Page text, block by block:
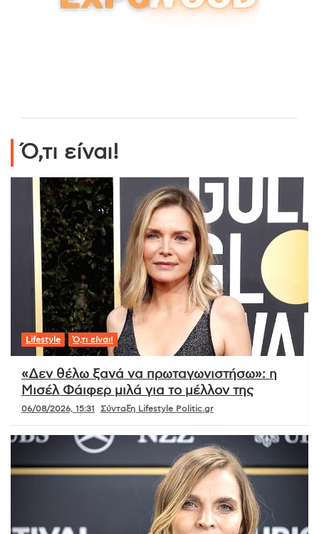
Ό,τι είναι!
Lifestyle Ό,τι είναι!
«Δεν θέλω ξανά να πρωταγωνιστήσω»: η
Μισέλ Φάιφερ μιλά για το μέλλον της
06/08/2026, 15:31 Σύνταξη Lifestyle Politic.gr